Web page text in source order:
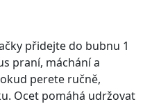
přidejte do bubnu 1
praní, máchání a
perete ručně,
Ocet pomáhá udržovat